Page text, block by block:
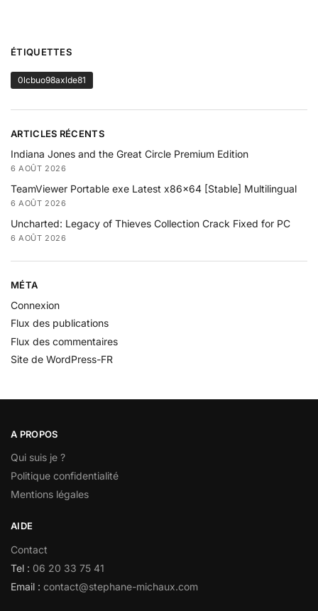
ÉTIQUETTES
0lcbuo98axlde81
ARTICLES RÉCENTS
Indiana Jones and the Great Circle Premium Edition
6 AOÛT 2026
TeamViewer Portable exe Latest x86x64 [Stable] Multilingual
6 AOÛT 2026
Uncharted: Legacy of Thieves Collection Crack Fixed for PC
6 AOÛT 2026
MÉTA
Connexion
Flux des publications
Flux des commentaires
Site de WordPress-FR
A PROPOS
Qui suis je ?
Politique confidentialité
Mentions légales
AIDE
Contact
Tel : 06 20 33 75 41
Email : contact@stephane-michaux.com